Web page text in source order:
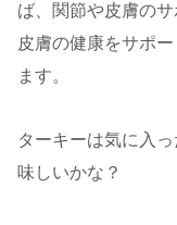
ば、関節や皮膚の
皮膚の健康をサポ
ます。
ターキーは気に入
味しいかな？